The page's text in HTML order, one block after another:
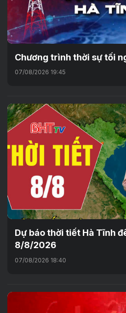
Chương trình thời sự tối
07/08/2026 19:45
Dự báo thời tiết Hà Tĩnh
8/8/2026
07/08/2026 18:40